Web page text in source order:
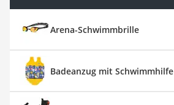
Arena-Schwimmbrille
Badeanzug mit Schwimmhilfe